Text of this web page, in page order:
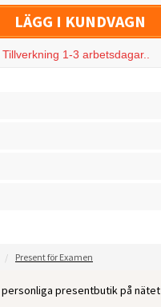
LÄGG I KUNDVAGN
Tillverkning 1-3 arbetsdagar..
Present för Examen
personliga presentbutik på nätet